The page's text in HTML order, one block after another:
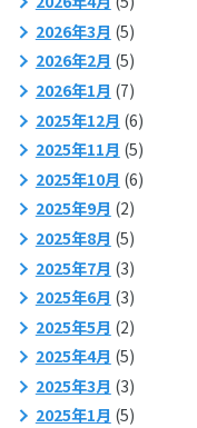
2026年3月 (5)
2026年2月 (5)
2026年1月 (7)
2025年12月 (6)
2025年11月 (5)
2025年10月 (6)
2025年9月 (2)
2025年8月 (5)
2025年7月 (3)
2025年6月 (3)
2025年5月 (2)
2025年4月 (5)
2025年3月 (3)
2025年1月 (5)